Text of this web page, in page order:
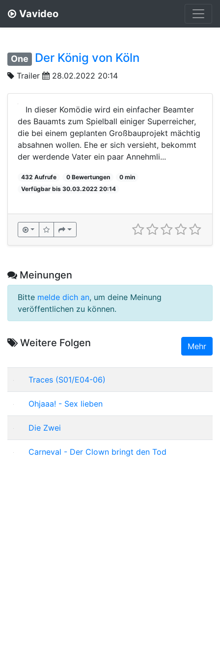
Vavideo
One Der König von Köln
Trailer 28.02.2022 20:14
In dieser Komödie wird ein einfacher Beamter
des Bauamts zum Spielball einiger Superreicher,
die bei einem geplanten Großbauprojekt mächtig
absahnen wollen. Ehe er sich versieht, bekommt
der werdende Vater ein paar Annehmli...
432 Aufrufe 0 Bewertungen
0 min
Verfügbar bis 30.03.2022 20:14
Meinungen
Bitte melde dich an, um deine Meinung
veröffentlichen zu können.
Weitere Folgen Mehr
Traces (S01/E04-06)
Ohjaaa! - Sex lieben
Die Zwei
Carneval - Der Clown bringt den Tod